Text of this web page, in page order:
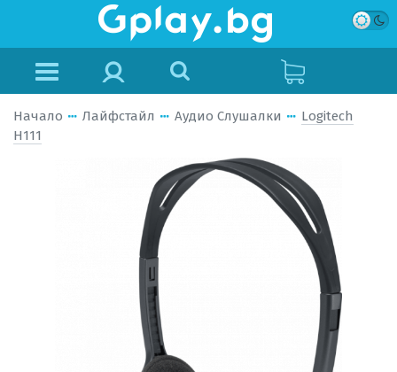
Начало Лайфстайл Аудио Слушалки
Logitech
H111